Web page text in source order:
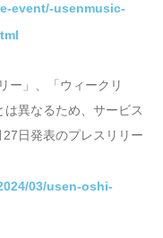
event/-usenmusic-
ー」、「ウィークリ
異なるため、サービス
日発表のプレスリリー
03/usen-oshi-